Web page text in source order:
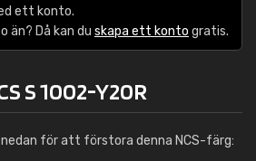
ett konto.
än? Då kan du skapa ett konto gratis.
S 1002-Y20R
för att förstora denna NCS-färg: